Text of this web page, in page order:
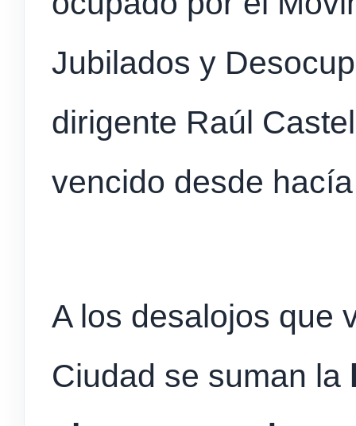
Jubilados y
dirigente Raúl
vencido desde
A los desalojos que
Ciudad se suman la